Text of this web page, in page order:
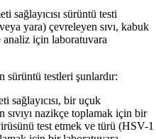
sağlayıcısı sürüntü testi
yara) çevreleyen sıvı, kabuk
analiz için laboratuvara
sürüntü testleri şunlardır:
sağlayıcısı, bir uçuk
sıvıyı nazikçe toplamak için bir
test etmek ve türü (HSV-1